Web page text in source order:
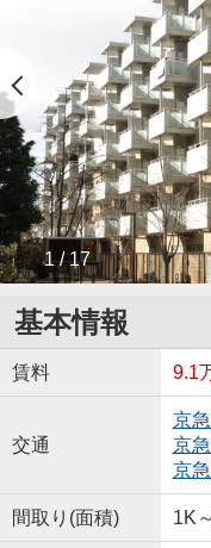
1 / 17
基本情報
賃料 9.1
交通
京
京
京
間取り(面積) 1K